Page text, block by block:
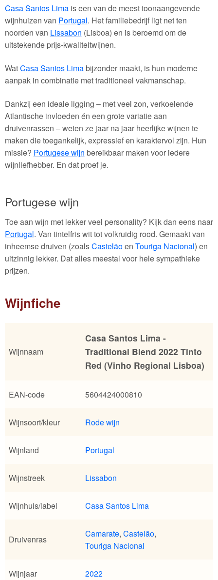
Casa Santos Limais een van de meest toonaangevende
wijnhuizen van Portugal. Het familiebedrijf ligt net ten
noorden van Lissabon (Lisboa) en is beroemd om de
uitstekende prijs-kwaliteitwijnen.
WatCasa Santos Limabijzonder maakt, is hun moderne
aanpak in combinatie met traditioneel vakmanschap.
Dankzij een ideale ligging – met veel zon, verkoelende
Atlantische invloeden én een grote variatie aan
druivenrassen – weten ze jaar na jaar heerlijke wijnen te
maken die toegankelijk, expressief en karaktervol zijn. Hun
missie? Portugese wijn bereikbaar maken voor iedere
wijnliefhebber. En dat proef je.
Portugese wijn
Toe aan wijn met lekker veel personality? Kijk dan eens naar
Portugal. Van tintelfris wit tot volkruidig rood. Gemaakt van
inheemse druiven (zoalsCastelãoen Touriga Nacional) en
uitzinnig lekker. Dat alles meestal voor hele sympathieke
prijzen.
Wijnfiche
Wijnnaam
Casa Santos Lima -
Traditional Blend 2022 Tinto
Red (Vinho Regional Lisboa)
EAN-code 5604424000810
Wijnsoort/kleur Rode wijn
Wijnland Portugal
Wijnstreek Lissabon
Wijnhuis/label Casa Santos Lima
Druivenras
Camarate, Castelão,
Touriga Nacional
Wijnjaar 2022